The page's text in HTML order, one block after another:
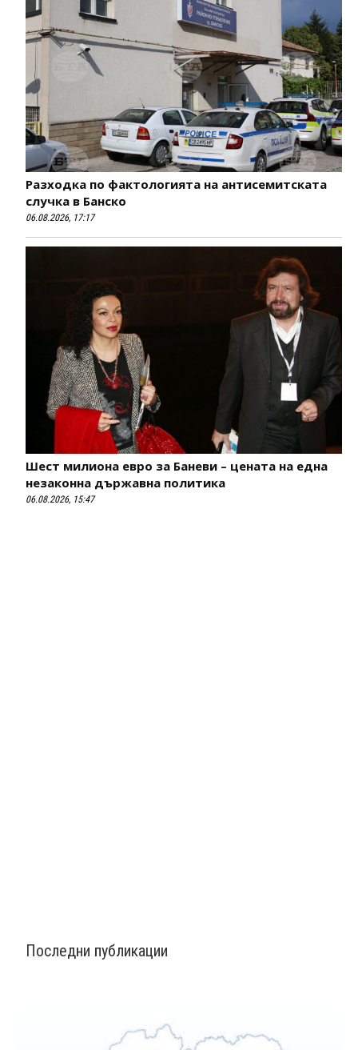
Разходка по фактологията на антисемитската
случка в Банско
06.08.2026, 17:17
Шест милиона евро за Баневи – цената на една
незаконна държавна политика
06.08.2026, 15:47
Последни публикации